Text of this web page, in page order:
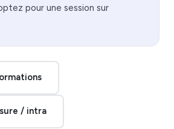
pour une session sur
/ intra